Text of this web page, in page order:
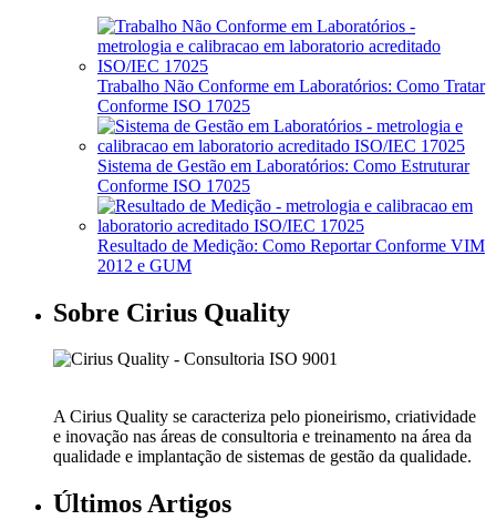
Trabalho Não Conforme em Laboratórios: Como Tratar
Conforme ISO 17025
Sistema de Gestão em Laboratórios: Como Estruturar
Conforme ISO 17025
Resultado de Medição: Como Reportar Conforme VIM
2012 e GUM
Sobre Cirius Quality
A Cirius Quality se caracteriza pelo pioneirismo, criatividade
e inovação nas áreas de consultoria e treinamento na área da
qualidade e implantação de sistemas de gestão da qualidade.
Últimos Artigos